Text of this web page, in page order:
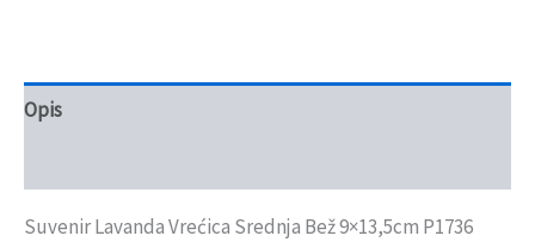
Opis
Suvenir Lavanda Vrećica Srednja Bež 9×13,5cm P1736